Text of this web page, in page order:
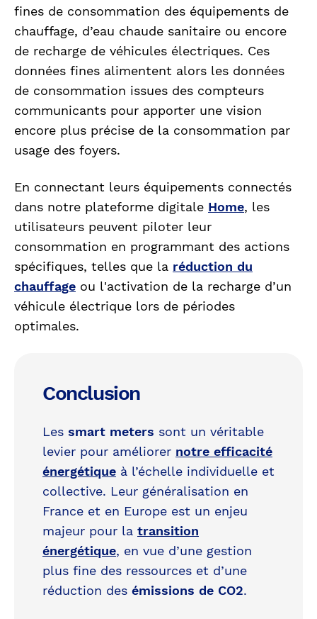
fines de consommation des équipements de
chauffage, d’eau chaude sanitaire ou encore
de recharge de véhicules électriques. Ces
données fines alimentent alors les données
de consommation issues des compteurs
communicants pour apporter une vision
encore plus précise de la consommation par
usage des foyers.
En connectant leurs équipements connectés
dans notre plateforme digitale Home, les
utilisateurs peuvent piloter leur
consommation en programmant des actions
spécifiques, telles que la réduction du
chauffage ou l'activation de la recharge d’un
véhicule électrique lors de périodes
optimales.
Conclusion
Les smart meters sont un véritable
levier pour améliorer notre efficacité
énergétique à l’échelle individuelle et
collective. Leur généralisation en
France et en Europe est un enjeu
majeur pour la transition
énergétique, en vue d’une gestion
plus fine des ressources et d’une
réduction des émissions de CO2.